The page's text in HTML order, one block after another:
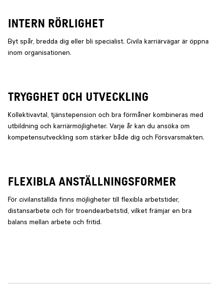
INTERN RÖRLIGHET
Byt spår, bredda dig eller bli specialist. Civila karriärvägar är öppna
inom organisationen.
TRYGGHET OCH UTVECKLING
Kollektivavtal, tjänstepension och bra förmåner kombineras med
utbildning och karriärmöjligheter. Varje år kan du ansöka om
kompetensutveckling som stärker både dig och Försvarsmakten.
FLEXIBLA ANSTÄLLNINGSFORMER
För civilanställda finns möjligheter till flexibla arbetstider,
distansarbete och för troendearbetstid, vilket främjar en bra
balans mellan arbete och fritid.